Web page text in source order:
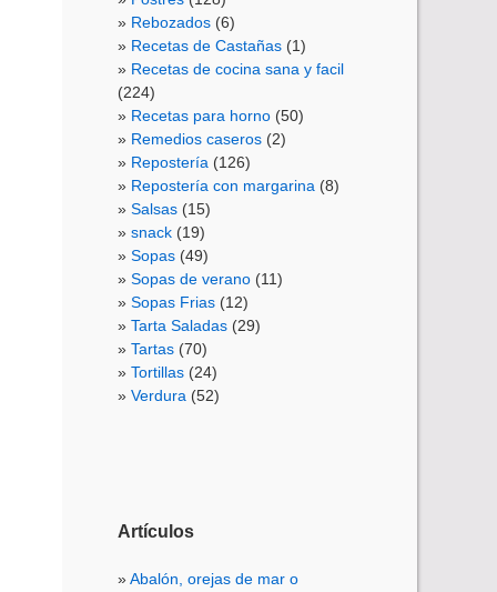
Rebozados (6)
Recetas de Castañas (1)
Recetas de cocina sana y facil
(224)
Recetas para horno (50)
Remedios caseros (2)
Repostería (126)
Repostería con margarina (8)
Salsas (15)
snack (19)
Sopas (49)
Sopas de verano (11)
Sopas Frias (12)
Tarta Saladas (29)
Tartas (70)
Tortillas (24)
Verdura (52)
Artículos
Abalón, orejas de mar o